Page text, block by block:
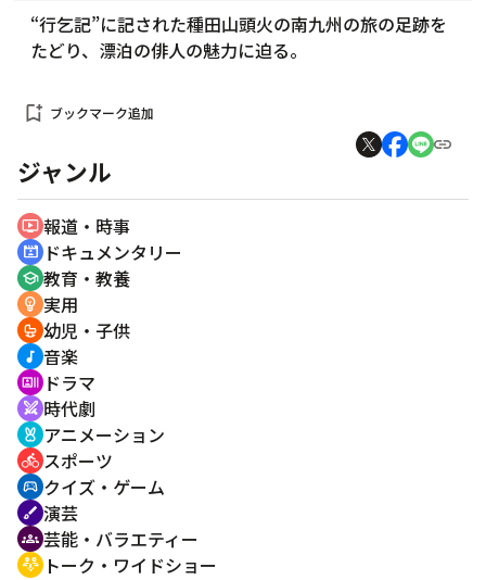
“行乞記”に記された種田山頭火の南九州の旅の足跡を
たどり、漂泊の俳人の魅力に迫る。
bookmark_add ブックマーク追加
ジャンル
ondemand_video 報道・時事
cinematic_blur ドキュメンタリー
school 教育・教養
emoji_objects 実用
crib 幼児・子供
music_note 音楽
recent_actors ドラマ
swords 時代劇
cruelty_free アニメーション
directions_bike スポーツ
sports_esports クイズ・ゲーム
brush 演芸
groups 芸能・バラエティー
adaptive_audio_mic トーク・ワイドショー